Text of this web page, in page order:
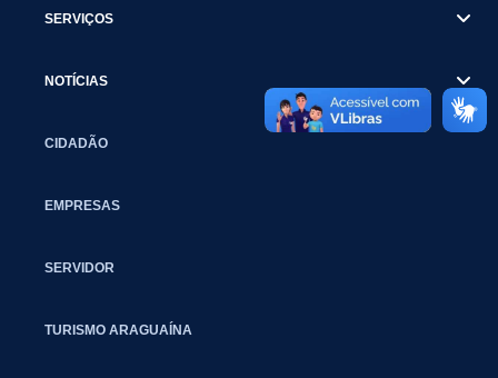
SERVIÇOS
NOTÍCIAS
CIDADÃO
EMPRESAS
SERVIDOR
TURISMO ARAGUAÍNA